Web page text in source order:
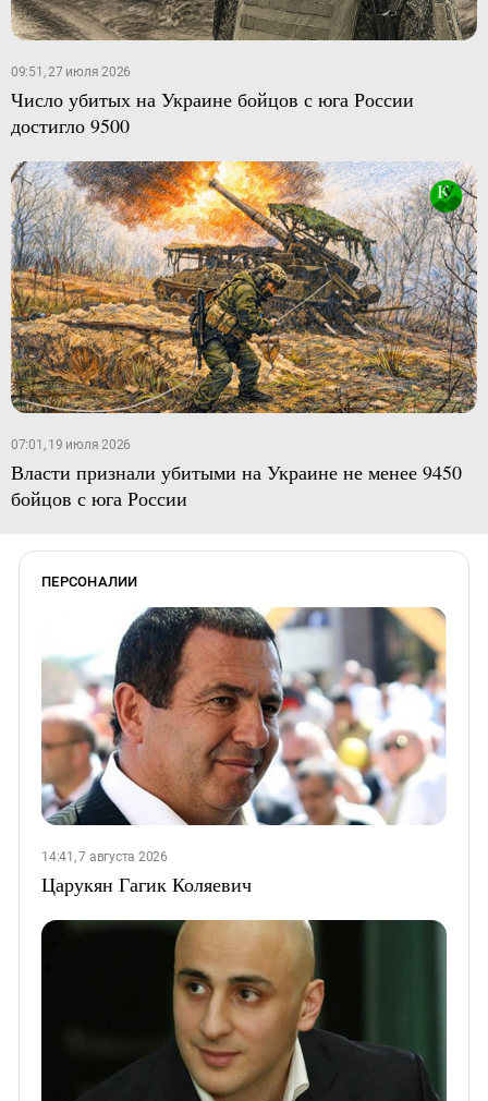
09:51, 27 июля 2026
Число убитых на Украине бойцов с юга России
достигло 9500
07:01, 19 июля 2026
Власти признали убитыми на Украине не менее 9450
бойцов с юга России
ПЕРСОНАЛИИ
14:41, 7 августа 2026
Царукян Гагик Коляевич